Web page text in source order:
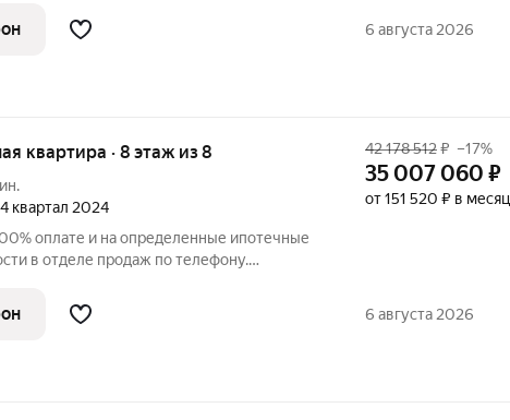
65.90 кв. м. Квартира без
6 августа 2026
квартира · 8 этаж из 8
4 квартал 2024
оплате и на определенные ипотечные
64.90 кв. м. Квартира без
42 178 512₽ –17%
35 007 060 ₽
от 151 520 ₽ в месяц
6 августа 2026